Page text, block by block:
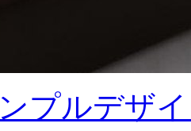
プルデザ